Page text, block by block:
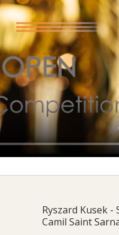
Ryszard Kusek -
Camil Saint